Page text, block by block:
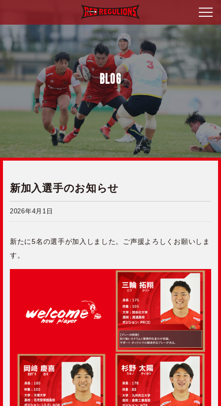
BLOG
新加入選手のお知らせ
2026年4月1日
新たに5名の選手が加入しました。ご声援よろしくお願いしま
す。